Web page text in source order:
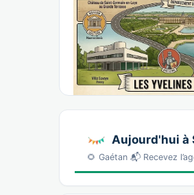
Aujourd'hui à
🌻 Gaétan 📬 Recevez